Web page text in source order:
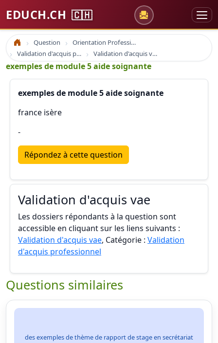
EDUCH.CH 🇨🇭
Accueil Question
Orientation Professionnelle
Validation d'acquis professionnel
Validation d'acquis vae
exemples de module 5 aide soignante
exemples de module 5 aide soignante
france isère
-
Répondez à cette question
Validation d'acquis vae
Les dossiers répondants à la question sont
accessible en cliquant sur les liens suivants :
Validation d'acquis vae, Catégorie : Validation
d'acquis professionnel
Questions similaires
des exemples de thème de rapport de stage en secrétariat